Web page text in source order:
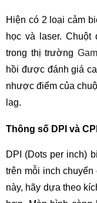
Hiện có 2 loại cảm
học và laser.
trong thị trường
hồi được đánh giá
nhược điểm của
lag.
Thông số DPI và CPI
DPI (Dots per inch)
trên mỗi inch
này, hãy dựa theo